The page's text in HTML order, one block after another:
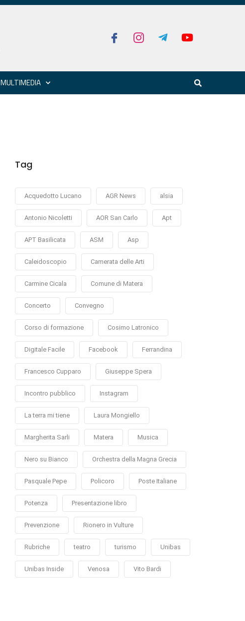
MULTIMEDIA
Tag
Acquedotto Lucano AGR News alsia
Antonio Nicoletti AOR San Carlo Apt
APT Basilicata ASM Asp
Caleidoscopio Camerata delle Arti
Carmine Cicala Comune di Matera
Concerto Convegno
Corso di formazione Cosimo Latronico
Digitale Facile Facebook Ferrandina
Francesco Cupparo Giuseppe Spera
Incontro pubblico Instagram
La terra mi tiene Laura Mongiello
Margherita Sarli Matera Musica
Nero su Bianco Orchestra della Magna Grecia
Pasquale Pepe Policoro Poste Italiane
Potenza Presentazione libro
Prevenzione Rionero in Vulture
Rubriche teatro turismo Unibas
Unibas Inside Venosa Vito Bardi